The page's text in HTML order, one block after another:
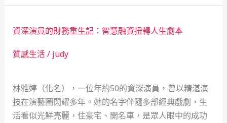
大
據
女
孩
意
外
之
裡
財
務
危
一
位
資
資深演員的財務重生記：智慧融資扭轉人生劇本
質感生活/ judy
林雅婷（化名），一位年約50的資深演員，曾以精湛演
技在演藝圈閃耀多年。她的名字伴隨多部經典戲劇，生
活看似光鮮亮麗，住豪宅、開名車，是眾人眼中的成功